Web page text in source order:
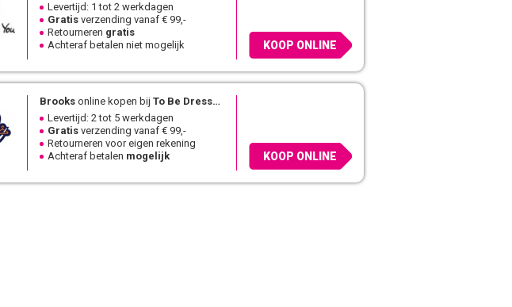
Levertijd: 1 tot 2 werkdagen
Gratis verzending vanaf € 99,-
Retourneren gratis
Achteraf betalen niet mogelijk
KOOP ONLINE
Brooks online kopen bij To Be Dressed
Levertijd: 2 tot 5 werkdagen
Gratisverzending vanaf € 99,-
Retourneren voor eigen rekening
Achteraf betalen mogelijk KOOP ONLINE